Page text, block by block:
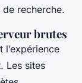
recherche.
brutes
l’expérience
Les sites